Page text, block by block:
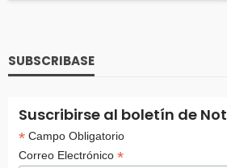
SUBSCRIBASE
Suscribirse al boletín de
*Campo Obligatorio
Correo Electrónico *